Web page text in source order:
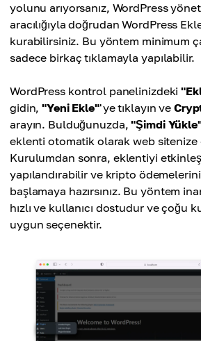
yolunu arıyorsanız, WordPress
aracılığıyla doğrudan WordPress
kurabilirsiniz. Bu yöntem minimum
sadece birkaç tıklamayla yapılabilir.
WordPress kontrol panelinizdeki
gidin,"Yeni Ekle"'ye tıklayın ve
arayın. Bulduğunuzda,"Şimdi
eklenti otomatik olarak web sitenize
Kurulumdan sonra, eklentiyi
yapılandırabilir ve kripto
başlamaya hazırsınız. Bu yöntem
hızlı ve kullanıcı dostudur ve çoğu
uygun seçenektir.